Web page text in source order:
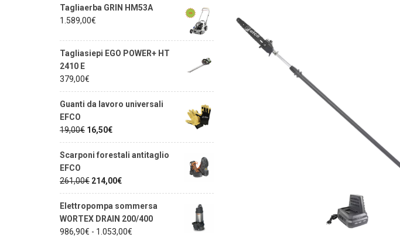
Tagliaerba GRIN HM53A
1.589,00€
Tagliasiepi EGO POWER+ HT
2410 E
379,00€
Guanti da lavoro universali
EFCO
19,00€ 16,50€
Scarponi forestali antitaglio
EFCO
261,00€ 214,00€
Elettropompa sommersa
WORTEX DRAIN 200/400
986,90€ - 1.053,00€